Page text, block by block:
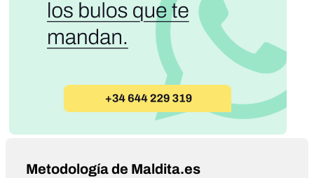
Metodología de Maldita.es